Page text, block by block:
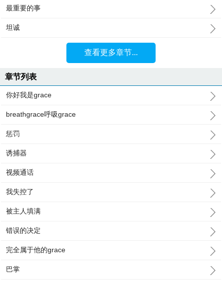
最重要的事
坦诚
查看更多章节...
章节列表
你好我是grace
breathgrace呼吸grace
惩罚
诱捕器
视频通话
我失控了
被主人填满
错误的决定
完全属于他的grace
巴掌